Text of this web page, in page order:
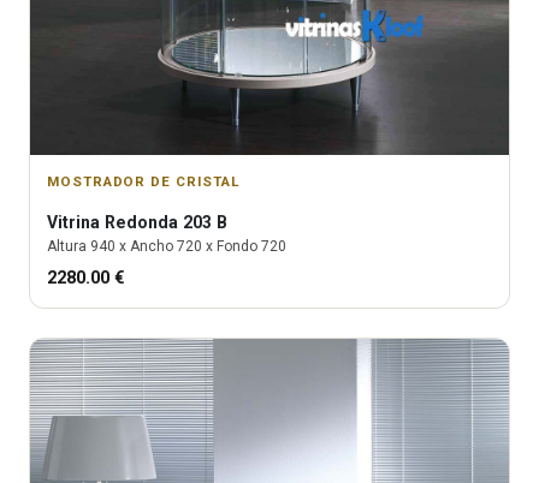
MOSTRADOR DE CRISTAL
Vitrina Redonda 203 B
Altura 940 x Ancho 720 x Fondo 720
2280.00 €